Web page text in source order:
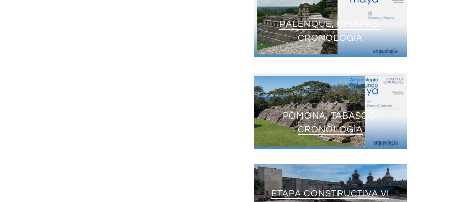
PALENQUE, CHIAPAS.
CRONOLOGÍA
POMONÁ, TABASCO.
CRONOLOGÍA
ETAPA CONSTRUCTIVA VI